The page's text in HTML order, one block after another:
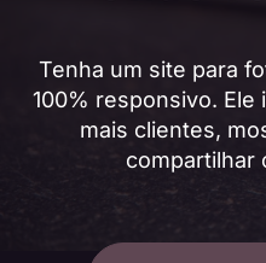
Tenha um site para
100% responsivo. Ele
mais clientes,
compartilhar